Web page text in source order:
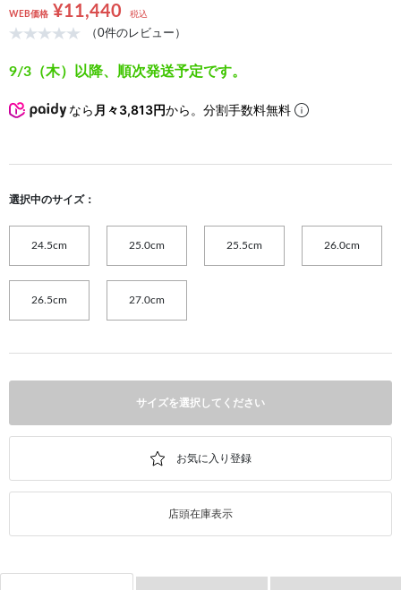
WEB価格 ¥11,440 税込
（0件のレビュー）
9/3（木）以降、順次発送予定です。
なら 月々3,813円から。分割手数料無料
選択中のサイズ：
24.5cm 25.0cm 25.5cm 26.0cm
26.5cm 27.0cm
サイズを選択してください
店頭在庫表示